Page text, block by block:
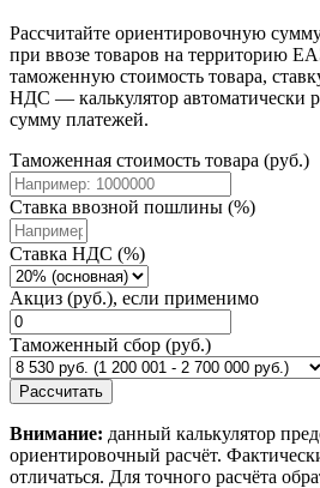
Рассчитайте ориентировочную
при ввозе товаров на территорию
таможенную стоимость товара,
НДС — калькулятор автоматически
сумму платежей.
Таможенная стоимость товара (руб.)
Ставка ввозной пошлины (%)
Ставка НДС (%)
Акциз (руб.), если применимо
Таможенный сбор (руб.)
Рассчитать
Внимание: данный калькулятор
ориентировочный расчёт.
отличаться. Для точного расчёта